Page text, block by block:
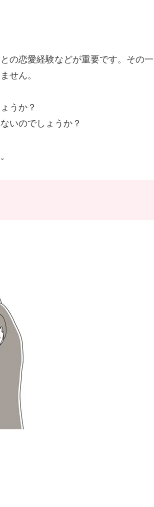
の恋愛経験などが重要です。その一
せん。
うか？
いのでしょうか？